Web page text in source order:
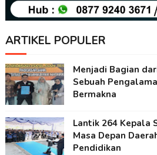
ARTIKEL POPULER
Menjadi Bagian
Sebuah
Bermakna
Lantik 264 Kepala
Masa Depan
Pendidikan